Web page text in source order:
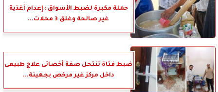
حملة مكبرة لضبط الأسواق : إعدام أغذية
غير صالحة وغلق 3 محلات...
ضبط فتاة تنتحل صفة أخصائى علاج طبيعى
داخل مركز غير مرخص بجهينة...